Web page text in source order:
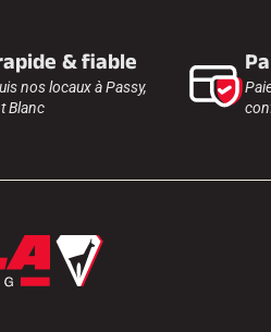
& fiable
nos locaux à Passy,
Blanc